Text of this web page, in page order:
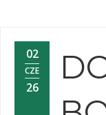
02
CZE
26